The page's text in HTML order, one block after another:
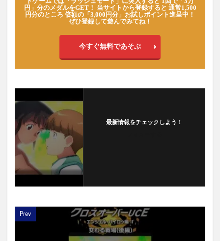
円」分のメダルをGET！ 当サイトから登録すると 通常1,500
円分のところ 倍額の「3,000円分」お試しポイント進呈中！
ぜひ登録して遊んでみてね！
今すぐ無料であそぶ
最新情報をチェックしよう！
Prev